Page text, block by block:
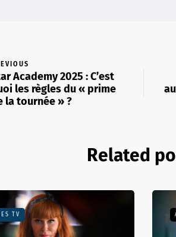
Academy 2025 : C’est
les règles du « prime
la tournée » ?
Related
TV